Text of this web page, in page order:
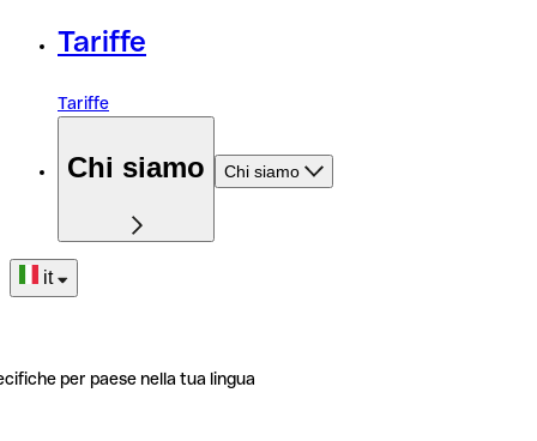
Tariffe
Tariffe
Chi siamo Chi siamo
it
per paese nella tua lingua